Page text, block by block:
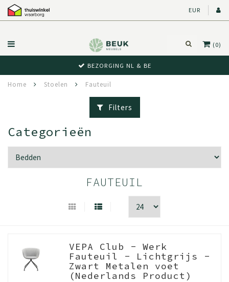
EUR
(0)
BEWUST RETOUR
Home Stoelen Fauteuil
Filters
Categorieën
FAUTEUIL
VEPA Club - Werk
Fauteuil - Lichtgrijs -
Zwart Metalen voet
(Nederlands Product)